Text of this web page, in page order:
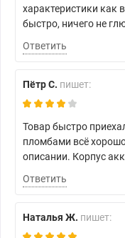
характеристики как
быстро, ничего не
Ответить
Пётр С. пишет:
Товар быстро
пломбами всё
описании. Корпус
Ответить
Наталья Ж. пишет: